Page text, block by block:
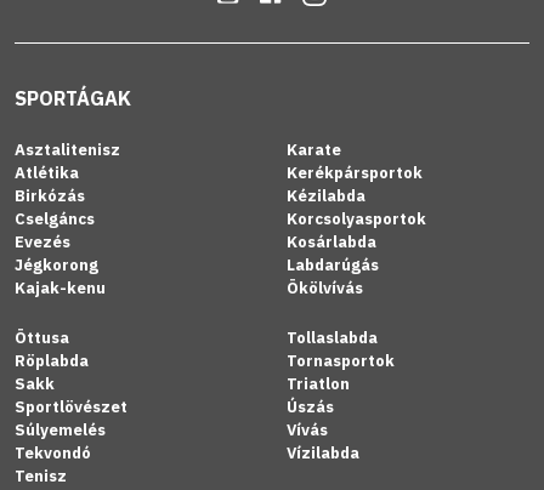
SPORTÁGAK
Asztalitenisz
Atlétika
Birkózás
Cselgáncs
Evezés
Jégkorong
Kajak-kenu
Karate
Kerékpársportok
Kézilabda
Korcsolyasportok
Kosárlabda
Labdarúgás
Ökölvívás
Öttusa
Röplabda
Sakk
Sportlövészet
Súlyemelés
Tekvondó
Tenisz
Tollaslabda
Tornasportok
Triatlon
Úszás
Vívás
Vízilabda